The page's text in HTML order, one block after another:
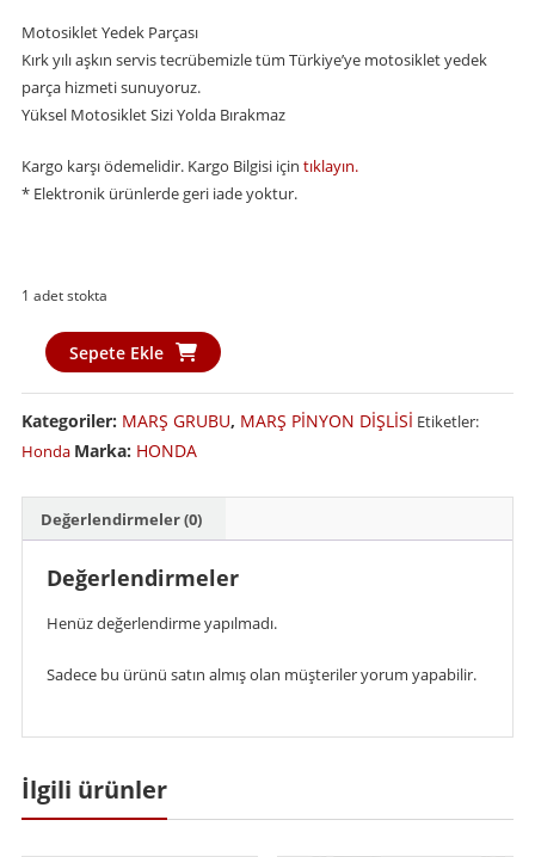
Motosiklet Yedek Parçası
Kırk yılı aşkın servis tecrübemizle tüm Türkiye’ye motosiklet yedek
parça hizmeti sunuyoruz.
Yüksel Motosiklet Sizi Yolda Bırakmaz
Kargo karşı ödemelidir. Kargo Bilgisi için tıklayın.
* Elektronik ürünlerde geri iade yoktur.
1 adet stokta
Spy
Mars
Piyano
Dişli
Actıva
S
Beat
Sepete Ekle
Kategoriler: MARŞ GRUBU, MARŞ PİNYON DİŞLİSİ Etiketler:
Honda Marka: HONDA
Değerlendirmeler (0)
Değerlendirmeler
Henüz değerlendirme yapılmadı.
Sadece bu ürünü satın almış olan müşteriler yorum yapabilir.
İlgili ürünler